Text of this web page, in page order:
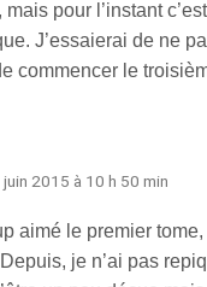
mais pour l’instant
J’essaierai de ne
commencer le
juin 2015 à 10 h 50 min
aimé le premier
je n’ai pas